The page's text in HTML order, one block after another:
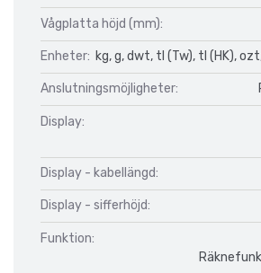
Vågplatta höjd (mm):
Enheter: kg, g, dwt, tl (Tw), tl (HK),
Anslutningsmöjligheter:
Display:
Display - kabellängd:
Display - sifferhöjd:
Funktion: